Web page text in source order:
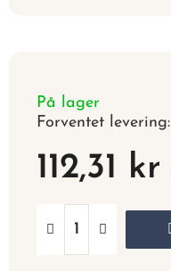
På lager
Forventet levering:
112,31 kr